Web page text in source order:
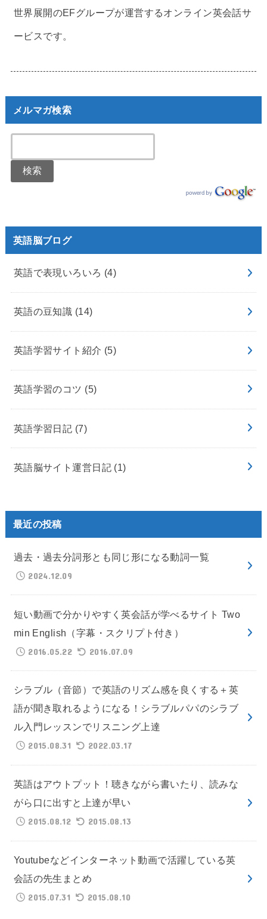
世界展開のEFグループが運営するオンライン英会話サ
ービスです。
メルマガ検索
英語脳ブログ
英語で表現いろいろ (4)
英語の豆知識 (14)
英語学習サイト紹介 (5)
英語学習のコツ (5)
英語学習日記 (7)
英語脳サイト運営日記 (1)
最近の投稿
過去・過去分詞形とも同じ形になる動詞一覧
2024.12.09
短い動画で分かりやすく英会話が学べるサイト Two
min English（字幕・スクリプト付き）
2016.05.22
2016.07.09
シラブル（音節）で英語のリズム感を良くする＋英
語が聞き取れるようになる！シラブルパパのシラブ
ル入門レッスンでリスニング上達
2015.08.31
2022.03.17
英語はアウトプット！聴きながら書いたり、読みな
がら口に出すと上達が早い
2015.08.12
2015.08.13
Youtubeなどインターネット動画で活躍している英
会話の先生まとめ
2015.07.31
2015.08.10